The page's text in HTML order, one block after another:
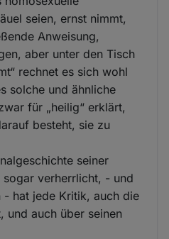
seien, ernst nimmt,
Anweisung,
aber unter den Tisch
rechnet es sich wohl
solche und ähnliche
für „heilig“ erklärt,
besteht, sie zu
seiner
verherrlicht, - und
- hat jede Kritik, auch die
und auch über seinen